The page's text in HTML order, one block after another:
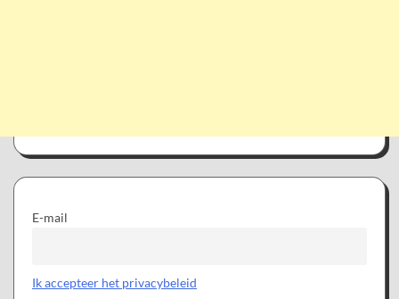
E-mail
Ik accepteer het privacybeleid